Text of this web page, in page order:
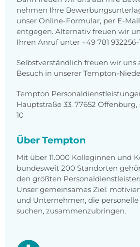
nehmen Ihre
unser Online-Formular, per E-
entgegen. Alternativ freuen wir
Ihren Anruf unter +49 781 932256-
Selbstverständlich freuen wir uns
Besuch in unserer Tempton-
Tempton
Hauptstraße 33, 77652 Offenburg,
10
Über Tempton
Mit über 11.000 Kolleginnen und
bundesweit 200 Standorten
den größten
Unser gemeinsames Ziel:
und Unternehmen, die
suchen, zusammenzubringen.